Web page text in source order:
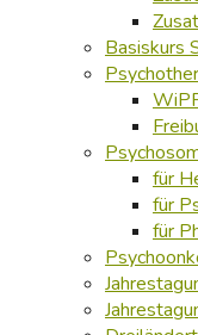
Basiskurs
für
für
für